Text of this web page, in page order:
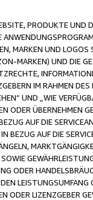
PRODUKTE UND
MARKEN UND
MARKEN) UND DIE
IM RAHMEN
UND „WIE
ODER ÜBERNEHMEN
AUF DIE
BEZUG AUF DIE
ODER
ODER LIZENZGEBER